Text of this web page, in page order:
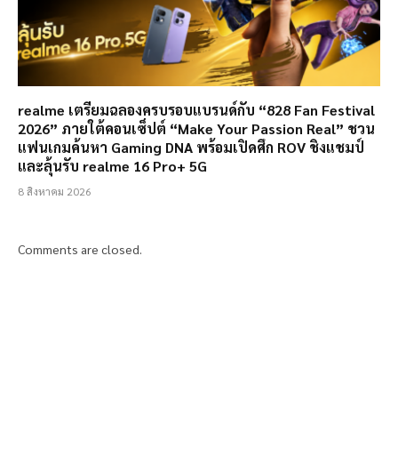
realme เตรียมฉลองครบรอบแบรนด์กับ “828 Fan Festival
2026” ภายใต้คอนเซ็ปต์ “Make Your Passion Real” ชวน
แฟนเกมค้นหา Gaming DNA พร้อมเปิดศึก ROV ชิงแชมป์
และลุ้นรับ realme 16 Pro+ 5G
8 สิงหาคม 2026
Comments are closed.